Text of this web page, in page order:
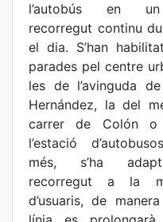
l’autobús en
recorregut continu
el dia. S’han
parades pel centre
les de l’avinguda
Hernández, la del
carrer de Colón
l’estació
més, s’ha
recorregut a la
d’usuaris, de